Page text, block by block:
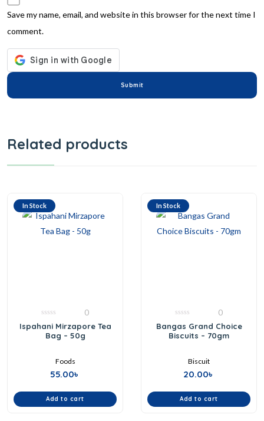
Save my name, email, and website in this browser for the next time I
comment.
Related products
In Stock
out
of
0
Ispahani Mirzapore Tea
Bag – 50g
Foods
55.00৳
Add to cart
In Stock
out
of
0
Bangas Grand Choice
Biscuits – 70gm
Biscuit
20.00৳
Add to cart